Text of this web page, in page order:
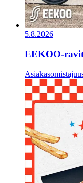
5.8.2026
EEKOO-